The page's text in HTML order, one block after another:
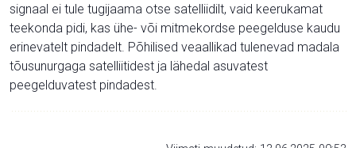
signaal ei tule tugijaama otse satelliidilt, vaid keerukamat
teekonda pidi, kas ühe- või mitmekordse peegelduse kaudu
erinevatelt pindadelt. Põhilised veaallikad tulenevad madala
tõusunurgaga satelliitidest ja lähedal asuvatest
peegelduvatest pindadest.